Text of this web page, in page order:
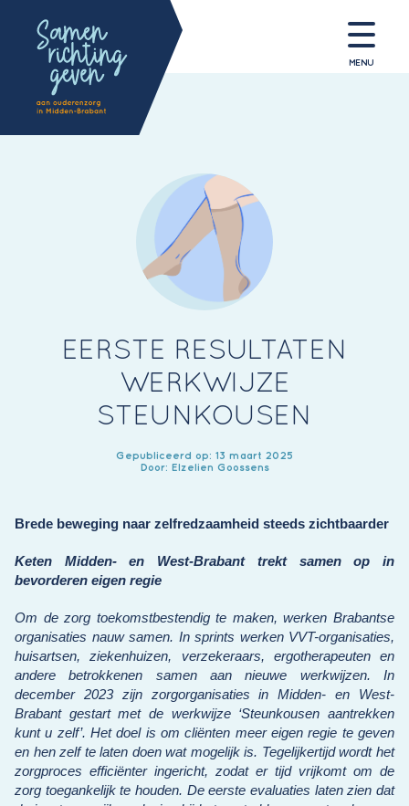
MENU
EERSTE RESULTATEN
WERKWIJZE
STEUNKOUSEN
Gepubliceerd op: 13 maart 2025
Door: Elzelien Goossens
Brede beweging naar zelfredzaamheid steeds zichtbaarder
Keten Midden- en West-Brabant trekt samen op in
bevorderen eigen regie
Om de zorg toekomstbestendig te maken, werken Brabantse
organisaties nauw samen. In sprints werken VVT-organisaties,
huisartsen, ziekenhuizen, verzekeraars, ergotherapeuten en
andere betrokkenen samen aan nieuwe werkwijzen. In
december 2023 zijn zorgorganisaties in Midden- en West-
Brabant gestart met de werkwijze ‘Steunkousen aantrekken
kunt u zelf’. Het doel is om cliënten meer eigen regie te geven
en hen zelf te laten doen wat mogelijk is. Tegelijkertijd wordt het
zorgproces efficiënter ingericht, zodat er tijd vrijkomt om de
zorg toegankelijk te houden. De eerste evaluaties laten zien dat